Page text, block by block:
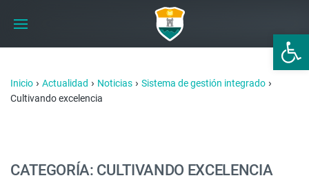
Abrir
Inicio › Actualidad › Noticias › Sistema de gestión integrado ›
Cultivando excelencia
CATEGORÍA: CULTIVANDO EXCELENCIA